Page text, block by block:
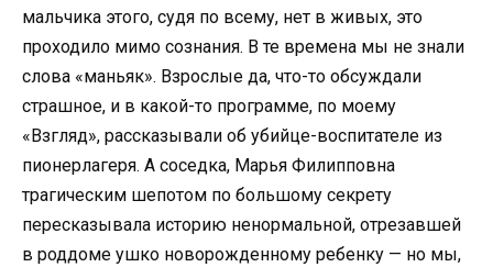
мальчика этого, судя по всему, нет в живых, это
проходило мимо сознания. В те времена мы не знали
слова «маньяк». Взрослые да, что-то обсуждали
страшное, и в какой-то программе, по моему
«Взгляд», рассказывали об убийце-воспитателе из
пионерлагеря. А соседка, Марья Филипповна
трагическим шепотом по большому секрету
пересказывала историю ненормальной, отрезавшей
в роддоме ушко новорожденному ребенку — но мы,